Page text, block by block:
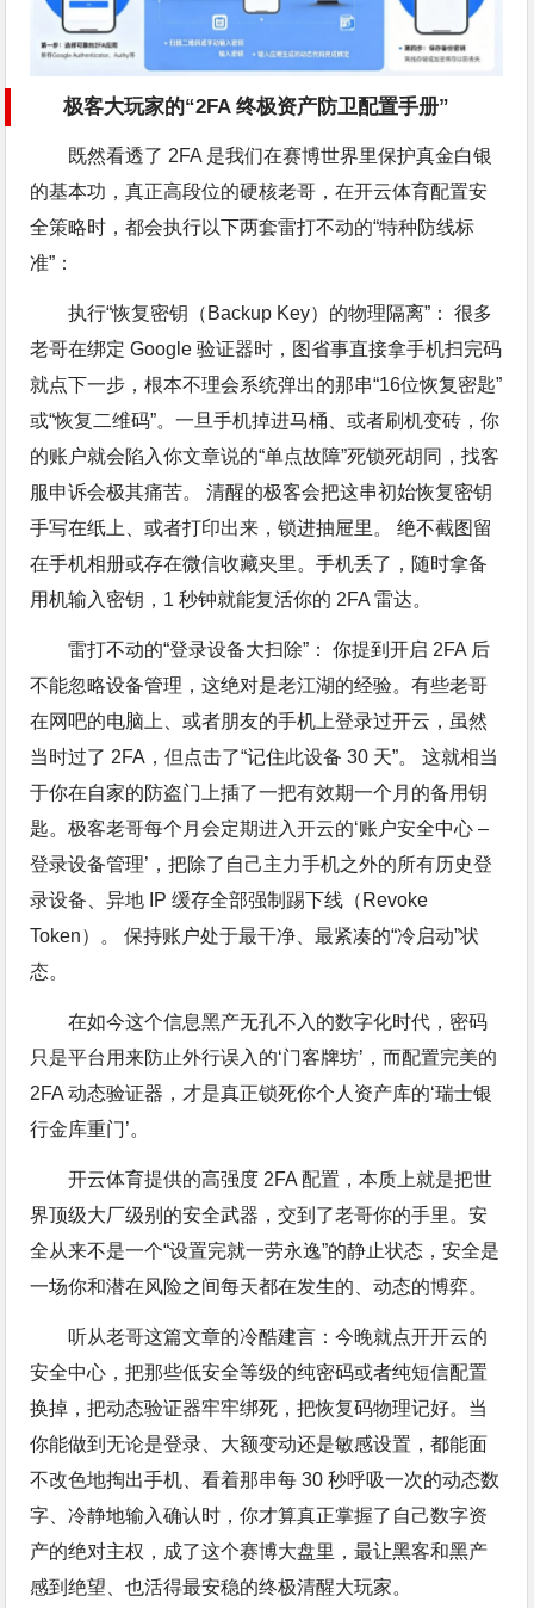
极客大玩家的“2FA 终极资产防卫配置手册”
既然看透了 2FA 是我们在赛博世界里保护真金白银
的基本功，真正高段位的硬核老哥，在开云体育配置安
全策略时，都会执行以下两套雷打不动的“特种防线标
准”：
执行“恢复密钥（Backup Key）的物理隔离”： 很多
老哥在绑定 Google 验证器时，图省事直接拿手机扫完码
就点下一步，根本不理会系统弹出的那串“16位恢复密匙”
或“恢复二维码”。一旦手机掉进马桶、或者刷机变砖，你
的账户就会陷入你文章说的“单点故障”死锁死胡同，找客
服申诉会极其痛苦。 清醒的极客会把这串初始恢复密钥
手写在纸上、或者打印出来，锁进抽屉里。 绝不截图留
在手机相册或存在微信收藏夹里。手机丢了，随时拿备
用机输入密钥，1 秒钟就能复活你的 2FA 雷达。
雷打不动的“登录设备大扫除”： 你提到开启 2FA 后
不能忽略设备管理，这绝对是老江湖的经验。有些老哥
在网吧的电脑上、或者朋友的手机上登录过开云，虽然
当时过了 2FA，但点击了“记住此设备 30 天”。 这就相当
于你在自家的防盗门上插了一把有效期一个月的备用钥
匙。极客老哥每个月会定期进入开云的‘账户安全中心 –
登录设备管理’，把除了自己主力手机之外的所有历史登
录设备、异地 IP 缓存全部强制踢下线（Revoke
Token）。 保持账户处于最干净、最紧凑的“冷启动”状
态。
在如今这个信息黑产无孔不入的数字化时代，密码
只是平台用来防止外行误入的‘门客牌坊’，而配置完美的
2FA 动态验证器，才是真正锁死你个人资产库的‘瑞士银
行金库重门’。
开云体育提供的高强度 2FA 配置，本质上就是把世
界顶级大厂级别的安全武器，交到了老哥你的手里。安
全从来不是一个“设置完就一劳永逸”的静止状态，安全是
一场你和潜在风险之间每天都在发生的、动态的博弈。
听从老哥这篇文章的冷酷建言：今晚就点开开云的
安全中心，把那些低安全等级的纯密码或者纯短信配置
换掉，把动态验证器牢牢绑死，把恢复码物理记好。当
你能做到无论是登录、大额变动还是敏感设置，都能面
不改色地掏出手机、看着那串每 30 秒呼吸一次的动态数
字、冷静地输入确认时，你才算真正掌握了自己数字资
产的绝对主权，成了这个赛博大盘里，最让黑客和黑产
感到绝望、也活得最安稳的终极清醒大玩家。